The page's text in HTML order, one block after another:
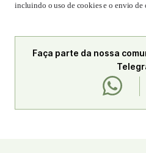
incluindo o uso de cookies e o envio de
Faça parte da nossa